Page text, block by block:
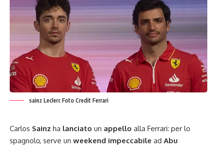
sainz Leclerc Foto Credit Ferrari
Carlos Sainz ha lanciato un appello alla Ferrari: per lo
spagnolo, serve un weekend impeccabile ad Abu